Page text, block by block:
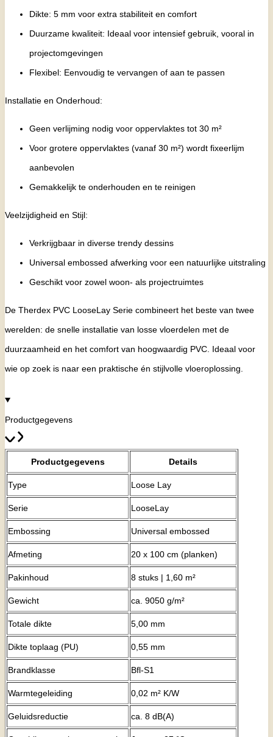
Dikte: 5 mm voor extra stabiliteit en comfort
Duurzame kwaliteit: Ideaal voor intensief gebruik, vooral in
projectomgevingen
Flexibel: Eenvoudig te vervangen of aan te passen
Installatie en Onderhoud:
Geen verlijming nodig voor oppervlaktes tot 30 m²
Voor grotere oppervlaktes (vanaf 30 m²) wordt fixeerlijm
aanbevolen
Gemakkelijk te onderhouden en te reinigen
Veelzijdigheid en Stijl:
Verkrijgbaar in diverse trendy dessins
Universal embossed afwerking voor een natuurlijke uitstraling
Geschikt voor zowel woon- als projectruimtes
De Therdex PVC LooseLay Serie combineert het beste van twee
werelden: de snelle installatie van losse vloerdelen met de
duurzaamheid en het comfort van hoogwaardig PVC. Ideaal voor
wie op zoek is naar een praktische én stijlvolle vloeroplossing.
Productgegevens
Productgegevens Details
Type Loose Lay
Serie LooseLay
Embossing Universal embossed
Afmeting 20 x 100 cm (planken)
Pakinhoud 8 stuks | 1,60 m²
Gewicht ca. 9050 g/m²
Totale dikte 5,00 mm
Dikte toplaag (PU) 0,55 mm
Brandklasse Bfl-S1
Warmtegeleiding 0,02 m² K/W
Geluidsreductie ca. 8 dB(A)